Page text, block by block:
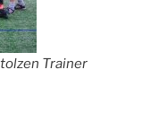
Trainer